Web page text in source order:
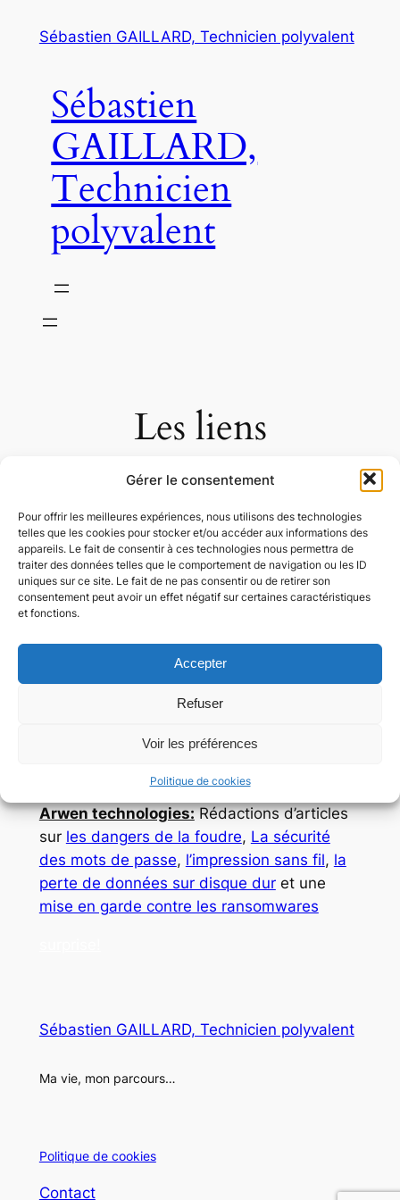
Gérer le consentement
Pour offrir les meilleures expériences, nous utilisons des technologies
telles que les cookies pour stocker et/ou accéder aux informations des
appareils. Le fait de consentir à ces technologies nous permettra de
traiter des données telles que le comportement de navigation ou les ID
uniques sur ce site. Le fait de ne pas consentir ou de retirer son
consentement peut avoir un effet négatif sur certaines caractéristiques
et fonctions.
Accepter
Refuser
Voir les préférences
Politique de cookies
Sébastien GAILLARD, Technicien polyvalent
Sébastien
GAILLARD,
Technicien
polyvalent
Les liens
Voici quelques liens de réalisations que j’ai
faites, ou auxquelles j’ai participé
directement:
Les vélos-rails du Bugey(site en
extinction):
serveur personnel, et amélioration du
Comité des fêtes de Neuville sur Saône
amélioration du référencement, et ajout d’un
système d’envoi de newsletter
Arwen technologies:Rédactions d’articles
sur les dangers de la foudre, La sécurité
des mots de passe, l’impression sans fil, la
perte de données sur disque duret une
mise en garde contre les ransomwares
Sébastien GAILLARD, Technicien polyvalent
Ma vie, mon parcours…
Politique de cookies
Contact